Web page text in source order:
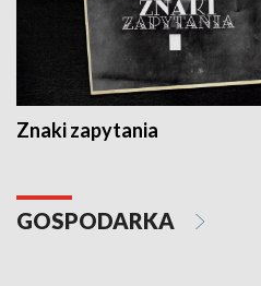
Znaki zapytania
GOSPODARKA